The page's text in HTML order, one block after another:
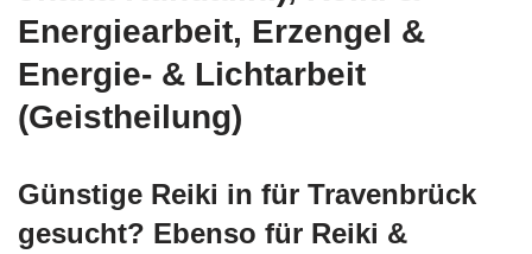
Energiearbeit, Erzengel &
Energie- & Lichtarbeit
(Geistheilung)
Günstige Reiki in für Travenbrück
gesucht? Ebenso für Reiki &